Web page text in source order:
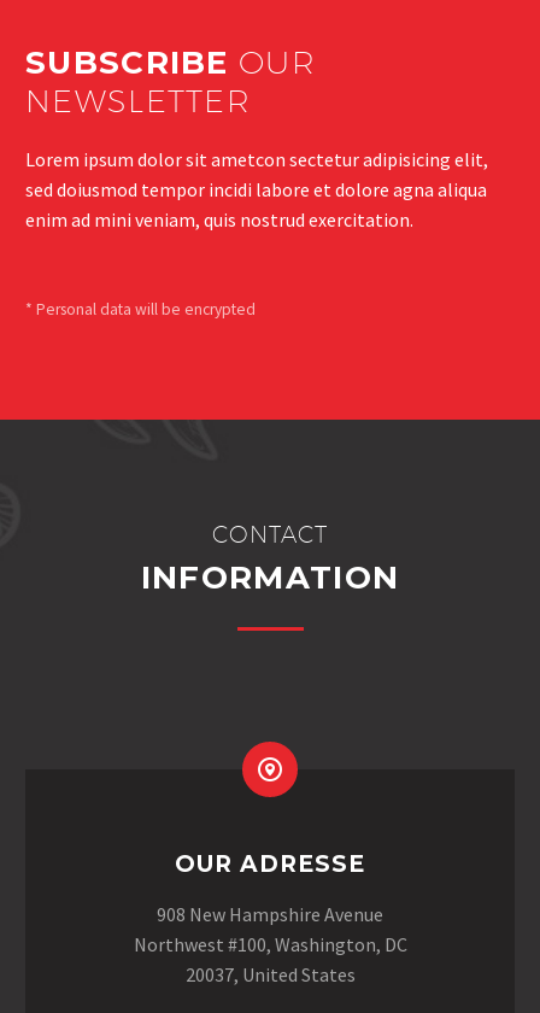
SUBSCRIBE OUR
NEWSLETTER
Lorem ipsum dolor sit ametcon sectetur adipisicing elit,
sed doiusmod tempor incidi labore et dolore agna aliqua
enim ad mini veniam, quis nostrud exercitation.
* Personal data will be encrypted
CONTACT
INFORMATION
OUR ADRESSE
908 New Hampshire Avenue
Northwest #100, Washington, DC
20037, United States